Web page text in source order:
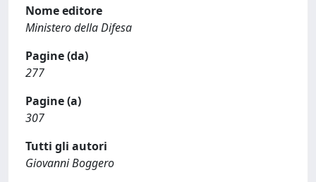
Nome editore
Ministero della Difesa
Pagine (da)
277
Pagine (a)
307
Tutti gli autori
Giovanni Boggero